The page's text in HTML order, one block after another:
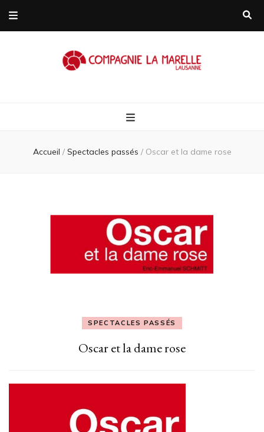
Marelle
Accueil / Spectacles passés / Oscar et la dame rose
SPECTACLES PASSÉS
Oscar et la dame rose